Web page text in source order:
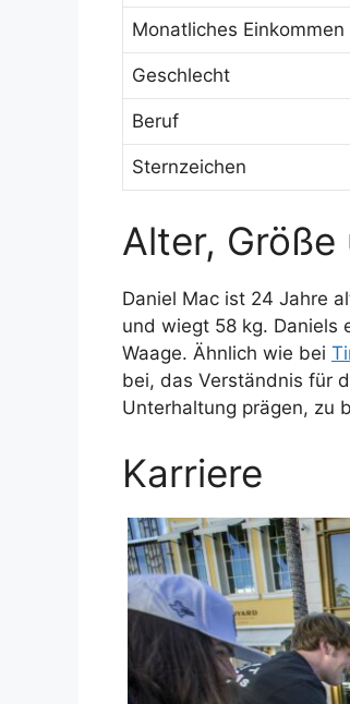
Monatliches Einkommen
Geschlecht
Beruf
Sternzeichen
Alter,
Daniel Mac ist 24 Jahre
und wiegt 58 kg. Daniels
Waage. Ähnlich wie bei
bei, das Verständnis für
Unterhaltung prägen, zu
Karriere